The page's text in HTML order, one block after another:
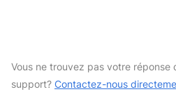
Vous ne trouvez pas votre réponse
support? Contactez-nous